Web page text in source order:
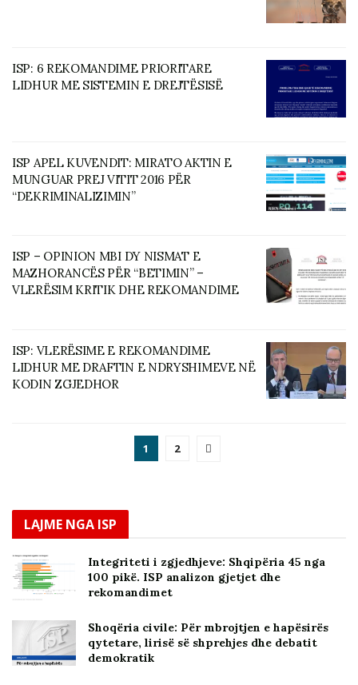
ISP: 6 REKOMANDIME PRIORITARE
LIDHUR ME SISTEMIN E DREJTËSISË
ISP APEL KUVENDIT: MIRATO AKTIN E
MUNGUAR PREJ VITIT 2016 PËR
“DEKRIMINALIZIMIN”
ISP – OPINION MBI DY NISMAT E
MAZHORANCËS PËR “BETIMIN” –
VLERËSIM KRITIK DHE REKOMANDIME
ISP: VLERËSIME E REKOMANDIME
LIDHUR ME DRAFTIN E NDRYSHIMEVE NË
KODIN ZGJEDHOR
1 2
LAJME NGA ISP
Integriteti i zgjedhjeve: Shqipëria 45 nga
100 pikë. ISP analizon gjetjet dhe
rekomandimet
Shoqëria civile: Për mbrojtjen e hapësirës
qytetare, lirisë së shprehjes dhe debatit
demokratik